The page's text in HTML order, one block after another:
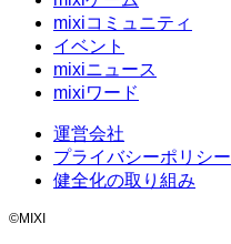
mixiコミュニティ
イベント
mixiニュース
mixiワード
運営会社
プライバシーポリシー
健全化の取り組み
©MIXI